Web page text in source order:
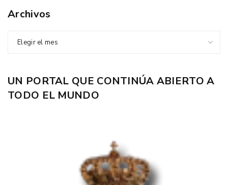
Archivos
Elegir el mes
UN PORTAL QUE CONTINÚA ABIERTO A
TODO EL MUNDO